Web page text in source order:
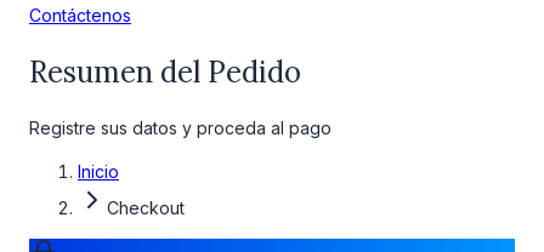
Contáctenos
Resumen del Pedido
Registre sus datos y proceda al pago
Inicio
Checkout